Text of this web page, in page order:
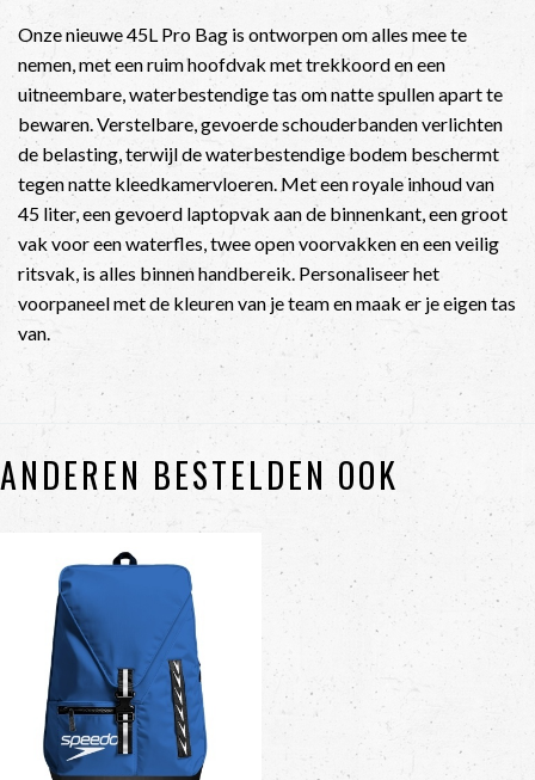
Onze nieuwe 45L Pro Bag is ontworpen om alles mee te
nemen, met een ruim hoofdvak met trekkoord en een
uitneembare, waterbestendige tas om natte spullen apart te
bewaren. Verstelbare, gevoerde schouderbanden verlichten
de belasting, terwijl de waterbestendige bodem beschermt
tegen natte kleedkamervloeren. Met een royale inhoud van
45 liter, een gevoerd laptopvak aan de binnenkant, een groot
vak voor een waterfles, twee open voorvakken en een veilig
ritsvak, is alles binnen handbereik. Personaliseer het
voorpaneel met de kleuren van je team en maak er je eigen tas
van.
ANDEREN BESTELDEN OOK